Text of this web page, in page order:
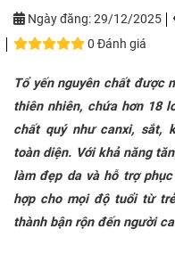
Ngày đăng:29/12/2025
0 Đánh giá
Tổ yến nguyên chất được
thiên nhiên, chứa hơn 18
chất quý như canxi, sắt,
toàn diện. Với khả năng
làm đẹp da và hỗ trợ
hợp cho mọi độ tuổi từ
thành bận rộn đến người